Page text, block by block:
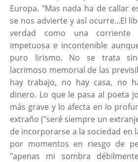
Europa. "Mas nada ha de callar
se nos advierte y así ocurre...El
verdad como una corriente
impetuosa e incontenible
puro lirismo. No se trata
lacrimoso memorial de las
hay trabajo, no hay casa, no
dinero. Lo que le pasa al poeta
más grave y lo afecta en lo
extraño ("seré siempre un
de incorporarse a la sociedad en
por momentos en riesgo de
"apenas mi sombra